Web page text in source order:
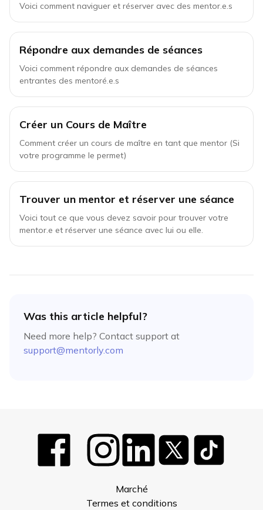
Voici comment naviguer et réserver avec des mentor.e.s
Répondre aux demandes de séances
Voici comment répondre aux demandes de séances
entrantes des mentoré.e.s
Créer un Cours de Maître
Comment créer un cours de maître en tant que mentor (Si
votre programme le permet)
Trouver un mentor et réserver une séance
Voici tout ce que vous devez savoir pour trouver votre
mentor.e et réserver une séance avec lui ou elle.
Was this article helpful?
Need more help? Contact support at
support@mentorly.com
Marché
Termes et conditions